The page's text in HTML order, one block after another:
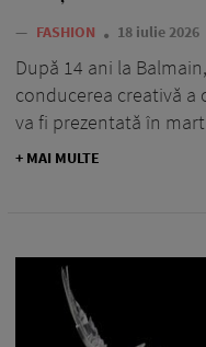
— FASHION 18 iulie 2026
După 14 ani la
conducerea creativă a
va fi prezentată în
+ MAI MULTE